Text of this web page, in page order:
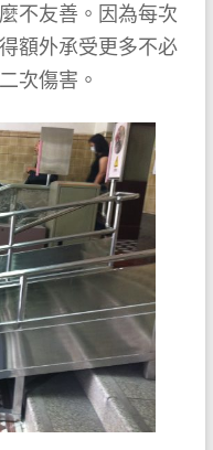
不友善。因為每次
額外承受更多不必
次傷害。